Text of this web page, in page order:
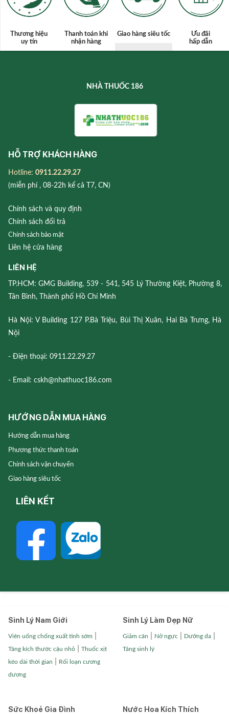
Thương hiệu
uy tín
Thanh toán khi
nhận hàng
Giao hàng siêu tốc
Ưu đãi
hấp dẫn
NHÀ THUỐC 186
HỖ TRỢ KHÁCH HÀNG
Hotline: 0911.22.29.27
(miễn phí , 08-22h kể cả T7, CN)
Chính sách và quy định
Chính sách đổi trả
Chính sách bảo mật
Liên hệ cửa hàng
LIÊN HỆ
TP.HCM: GMG Building, 539 - 541, 545 Lý Thường Kiệt, Phường 8,
Tân Bình, Thành phố Hồ Chí Minh
Hà Nội: V Building 127 P.Bà Triệu, Bùi Thị Xuân, Hai Bà Trưng, Hà
Nội
- Điện thoại: 0911.22.29.27
- Email: cskh@nhathuoc186.com
HƯỚNG DẪN MUA HÀNG
Hướng dẫn mua hàng
Phương thức thanh toán
Chính sách vận chuyển
Giao hàng siêu tốc
LIÊN KẾT
Sinh Lý Nam Giới
Viên uống chống xuất tinh sớm
Tăng kích thước cậu nhỏ| Thuốc xịt
kéo dài thời gian Rối loạn cương
dương
Sinh Lý Làm Đẹp Nữ
Giảm cân Nở ngực Dưỡng da|
Tăng sinh lý
Sức Khoẻ Gia Đình Nước Hoa Kích Thích